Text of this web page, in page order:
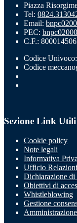
Piazza
Tel:
Email:
PEC:
C.F.:
Codice
Codice
Sezione Link Utili
Cookie policy
Note legali
Informativa
Ufficio
Dichiarazione di
Obiettivi di
Whistleblowing
Gestione